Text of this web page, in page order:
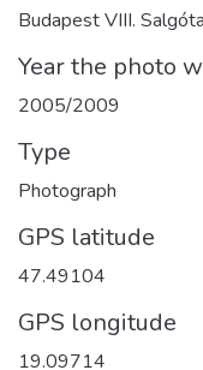
Budapest VIII.
Year the photo
2005/2009
Type
Photograph
GPS latitude
47.49104
GPS longitude
19.09714